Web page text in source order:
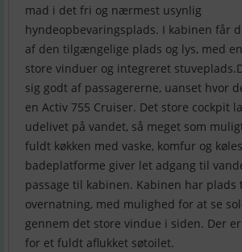
mad i det fri og nærmest usynlig
hyndeopbevaringsplads. I kabinen får
af den tilgængelige plads og lys, med
store vinduer og integreret
sig godt af passagererne, uanset hvor
en Activ 755 Cruiser. Det store cockpit
udelivet på vandet, så meget som
fuldt køkken med vaske, komfur og
badeplatforme giver let adgang til
passage til kabinen. Kabinen har plads
overnatning, med mulighed for at se
gennem det store vindue i siden. Der
for et fuldt aflukket søtoilet.